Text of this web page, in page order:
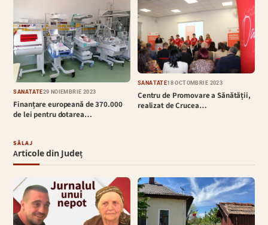
SĂNĂTATE29 NOIEMBRIE 2023
Finanțare europeană de 370.000
de lei pentru dotarea…
SĂNĂTATE18 OCTOMBRIE 2023
Centru de Promovare a Sănătății,
realizat de Crucea…
SĂLAJ
Articole din Județ